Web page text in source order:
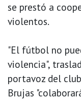
se prestó a
violentos.
"El fútbol no
violencia",
portavoz del
Brujas